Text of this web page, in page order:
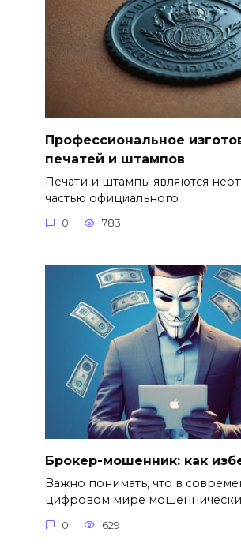
Профессиональное
печатей и штампов
Печати и штампы являются
частью официального
0 783
Брокер-мошенник: как
Важно понимать, что в
цифровом мире
0 629